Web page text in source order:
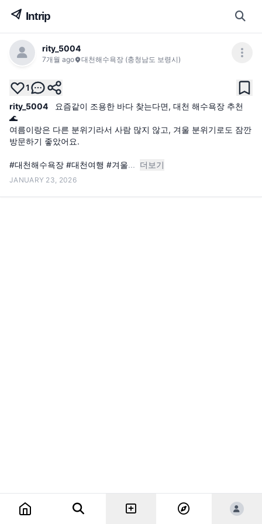
rity_5004
7개월 ago 대천해수욕장 (충청남도 보령시)
1
rity_5004
요즘같이 조용한 바다 찾는다면, 대천 해수욕장 추천
🌊
여름이랑은 다른 분위기라서 사람 많지 않고, 겨울 분위기로도 잠깐
방문하기 좋았어요.
#대천해수욕장 #대천여행 #겨울... 더보기
JANUARY 23, 2026